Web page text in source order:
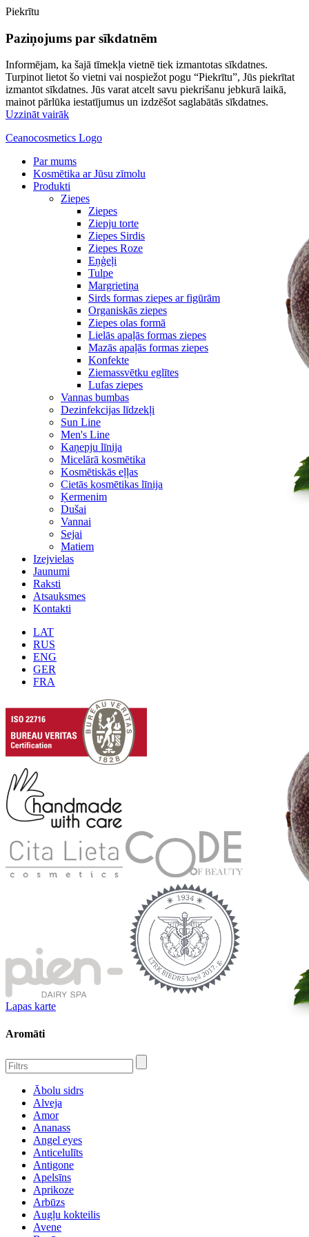
Piekrītu
Paziņojums par sīkdatnēm
Informējam, ka šajā tīmekļa vietnē tiek izmantotas sīkdatnes.
Turpinot lietot šo vietni vai nospiežot pogu “Piekrītu”, Jūs piekrītat
izmantot sīkdatnes. Jūs varat atcelt savu piekrišanu jebkurā laikā,
mainot pārlūka iestatījumus un izdzēšot saglabātās sīkdatnes.
Uzzināt vairāk
Ceanocosmetics Logo
Par mums
Kosmētika ar Jūsu zīmolu
Produkti
Ziepes
Ziepes
Ziepju torte
Ziepes Sirdis
Ziepes Roze
Eņģeļi
Tulpe
Margrietiņa
Sirds formas ziepes ar figūrām
Organiskās ziepes
Ziepes olas formā
Lielās apaļās formas ziepes
Mazās apaļās formas ziepes
Konfekte
Ziemassvētku eglītes
Lufas ziepes
Vannas bumbas
Dezinfekcijas līdzekļi
Sun Line
Men's Line
Kaņepju līnija
Micelārā kosmētika
Kosmētiskās eļļas
Cietās kosmētikas līnija
Ķermenim
Dušai
Vannai
Sejai
Matiem
Izejvielas
Jaunumi
Raksti
Atsauksmes
Kontakti
LAT
RUS
ENG
GER
FRA
Lapas karte
Aromāti
Ābolu sidrs
Alveja
Amor
Ananass
Angel eyes
Anticelulīts
Antigone
Apelsīns
Aprikoze
Arbūzs
Augļu kokteilis
Avene